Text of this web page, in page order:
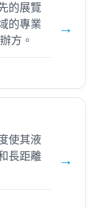
的展覽
的專業
方。
使其液
長距離